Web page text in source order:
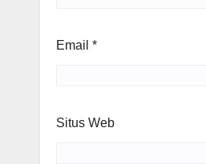
Email *
Situs Web